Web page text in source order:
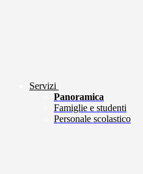
Servizi
Panoramica
Famiglie e studenti
Personale scolastico